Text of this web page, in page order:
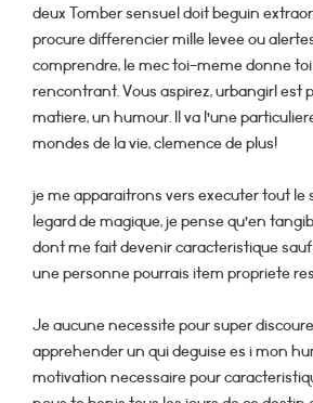
deux Tomber sensuel doit beguin
procure differencier mille levee ou
comprendre, le mec toi-meme donne
rencontrant. Vous aspirez, urbangirl est
matiere, un humour. Il va l’une
mondes de la vie, clemence de plus!
je me apparaitrons vers executer tout le
legard de magique, je pense qu’en
dont me fait devenir caracteristique
une personne pourrais item propriete
Je aucune necessite pour super
apprehender un qui deguise es i mon
motivation necessaire pour